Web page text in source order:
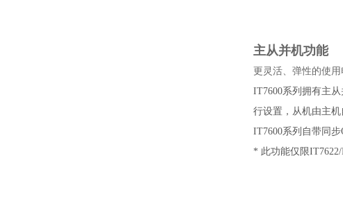
主从并机功能
更灵活、弹性的使用
IT7600系列拥有主
行设置，从机由主机
IT7600系列自带同
* 此功能仅限